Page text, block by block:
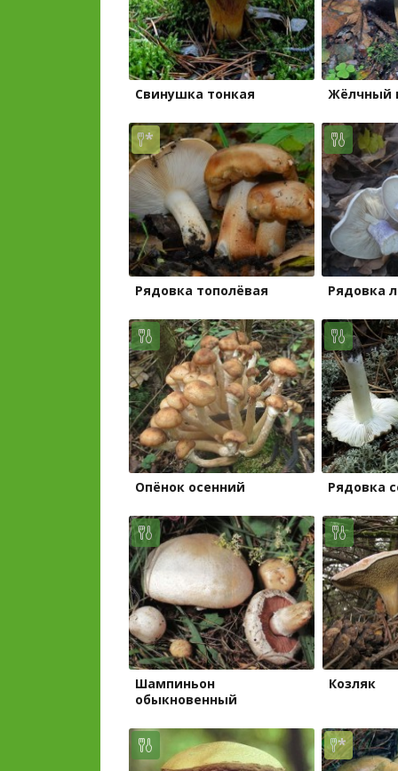
Свинушка тонкая Жёлчный
Рядовка тополёвая Рядовка
Опёнок осенний Рядовка
Шампиньон
обыкновенный
Козляк